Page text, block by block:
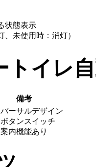
状態表示
、未使用時：消灯）
トイレ
備考
ーサルデザイン
タンスイッチ
内機能あり